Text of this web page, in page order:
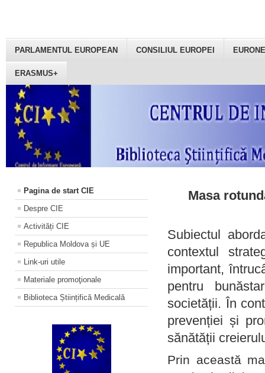
PARLAMENTUL EUROPEAN CONSILIUL EUROPEI
ERASMUS+
Pagina de start CIE
Despre CIE
Activități CIE
Republica Moldova și UE
Link-uri utile
Materiale promoţionale
Biblioteca Științifică Medicală
Masa
Subiectul
contextul
important,
pentru
societății. În
prevenției și
sănătății
Prin această